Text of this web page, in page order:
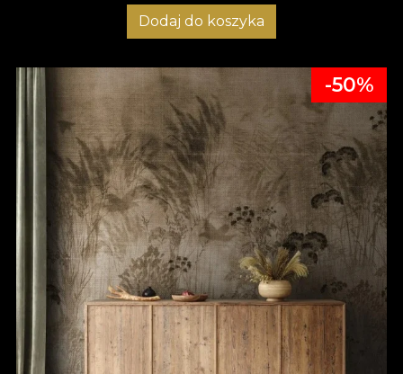
Dodaj do koszyka
-50%